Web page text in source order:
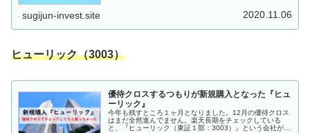
sugijun-invest.site 2020.11.06
ヒューリック（3003）
優待クロスするつもりが新規購入となった『ヒュ
ーリック』
今年も残すところ１ヶ月となりました。12月の優待クロス
はまだ全然進んでません。楽天長期をチェックしている
と、『ヒューリック（東証１部：3003）』という会社があ